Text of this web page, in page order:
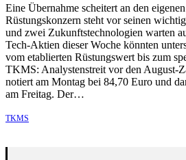
Eine Übernahme scheitert an den
Rüstungskonzern steht vor seinen
und zwei Zukunftstechnologien warten
Tech-Aktien dieser Woche könnten
vom etablierten Rüstungswert bis zum
TKMS: Analystenstreit vor den August-
notiert am Montag bei 84,70 Euro und
am Freitag. Der…
TKMS